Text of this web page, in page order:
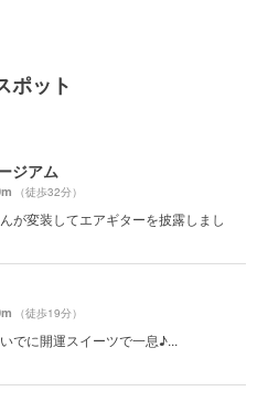
ポット
ジアム
（徒歩32分）
が変装してエアギターを披露しまし
（徒歩19分）
いでに開運スイーツで一息♪...